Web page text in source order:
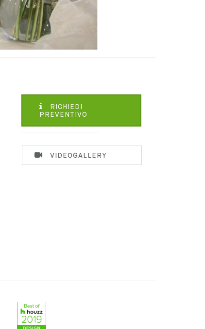
RICHIEDI
PREVENTIVO
VIDEOGALLERY